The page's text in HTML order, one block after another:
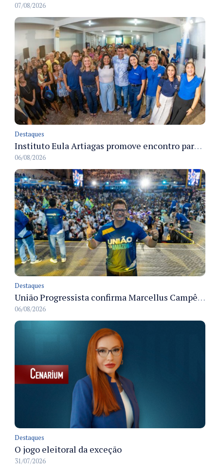
07/08/2026
Destaques
Instituto Eula Artiagas promove encontro para discutir melhorias para o bairro Petrópolis
06/08/2026
Destaques
União Progressista confirma Marcellus Campêlo como candidato a deputado estadual
06/08/2026
Destaques
O jogo eleitoral da exceção
31/07/2026